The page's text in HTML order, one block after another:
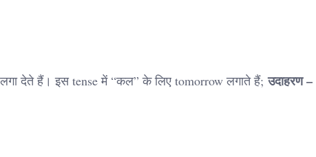
देते हैं। इस tense में “कल” के लिए tomorrow लगाते हैं;उदाहरण –